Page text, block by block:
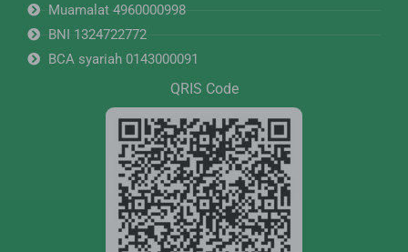
Muamalat 4960000998
BNI 1324722772
BCA syariah 0143000091
QRIS Code